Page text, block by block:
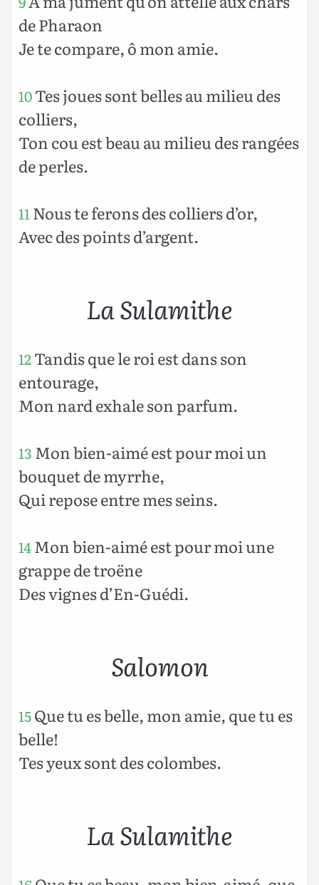
de Pharaon
Je te compare, ô mon amie.
10Tes joues sont belles au milieu des
colliers,
Ton cou est beau au milieu des rangées
de perles.
11 Nous te ferons des colliers d’or,
Avec des points d’argent.
La Sulamithe
12Tandis que le roi est dans son
entourage,
Mon nard exhale son parfum.
13 Mon bien-aimé est pour moi un
bouquet de myrrhe,
Qui repose entre mes seins.
14Mon bien-aimé est pour moi une
grappe de troëne
Des vignes d’En-Guédi.
Salomon
15Que tu es belle, mon amie, que tu es
belle!
Tes yeux sont des colombes.
La Sulamithe